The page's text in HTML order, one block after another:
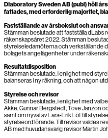
Dlaboratory Sweden AB (publ) höll
fattades, med erforderlig majoritet,
Fastställande av årsbokslut och
Stämman beslutade att fastställa dLabs
räkenskapsåret 2022. Stämman
styrelseledamöterna och verkställande
bolagets angelägenheter under
Resultatdisposition
Stämman beslutade, i enlighet med
balanseras i ny räkning, och att någon
Styrelse och revisor
Stämman beslutade, i enlighet med
Akke, Gunnar Bergstedt, Tove Janzon
samt om nyval av Lars-Erik Löf till
styrelseordförande. Till revisor valdes
AB med huvudansvarig revisor Martin